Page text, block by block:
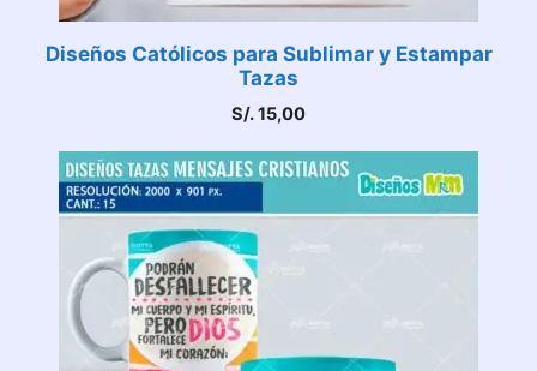
Diseños Católicos para Sublimar y Estampar
Tazas
S/.15,00